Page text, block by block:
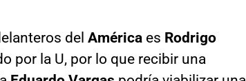
del América es Rodrigo
por la U, por lo que recibir una